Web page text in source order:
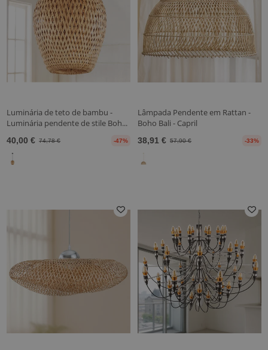
Luminária de teto de bambu -
Luminária pendente de stile Boh...
40,00 € 74,78 € -47%
Lâmpada Pendente em Rattan -
Boho Bali - Capril
38,91 € 57,90 € -33%